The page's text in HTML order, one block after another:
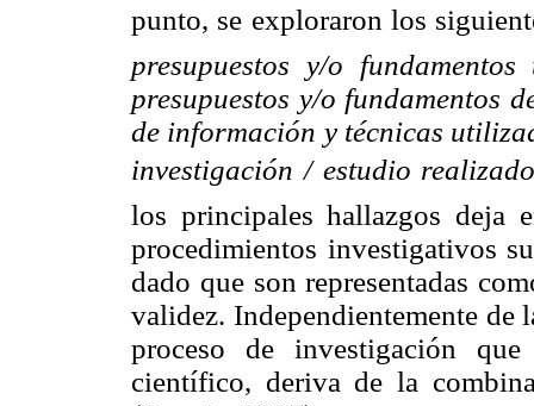
punto, se exploraron los
presupuestos y/o
presupuestos y/o fundamentos
de información y técnicas
investigación / estudio
los principales hallazgos deja
procedimientos investigativos
dado que son representadas
validez. Independientemente de
proceso de investigación
científico, deriva de la